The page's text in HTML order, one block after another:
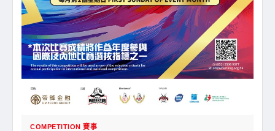
COMPETITION 賽事